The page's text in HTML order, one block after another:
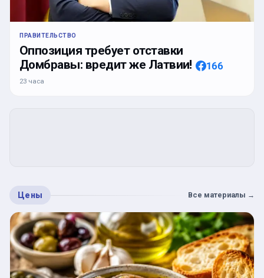
ПРАВИТЕЛЬСТВО
Оппозиция требует отставки
Домбравы: вредит же Латвии!
166
23 часа
Цены Все материалы →